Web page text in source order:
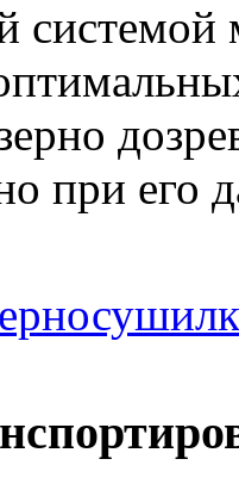
системой
при его